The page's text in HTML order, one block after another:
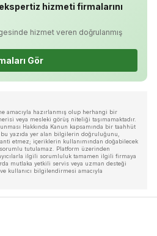
hizmeti firmalarını
hizmet veren doğrulanmış
Gör
amacıyla hazırlanmış olup herhangi bir
veya mesleki görüş niteliği taşımamaktadır.
Hakkında Kanun kapsamında bir taahhüt
yazıda yer alan bilgilerin doğruluğunu,
etmez; içeriklerin kullanımından doğabilecek
tutulamaz. Platform üzerinden
ilgili sorumluluk tamamen ilgili firmaya
mutlaka yetkili servis veya uzman desteği
kullanıcı bilgilendirmesi amacıyla